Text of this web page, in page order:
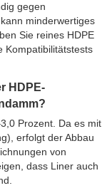
gegen
minderwertiges
Sie reines HDPE
Kompatibilitätstests
HDPE-
Prozent. Da es mit
erfolgt der Abbau
von
dass Liner auch